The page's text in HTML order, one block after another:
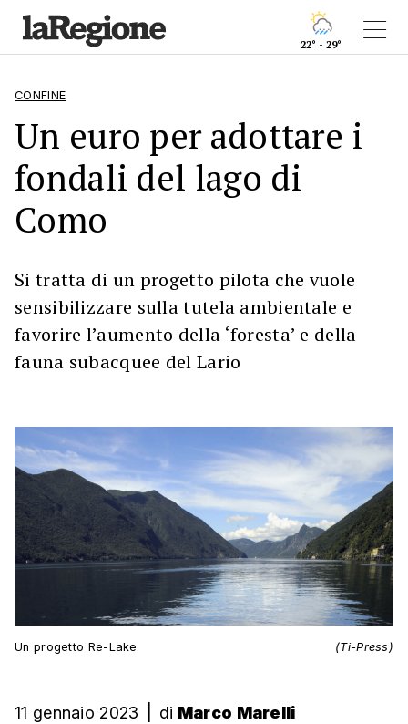
22° - 29°
CONFINE
Un euro per adottare i
fondali del lago di
Como
Si tratta di un progetto pilota che vuole
sensibilizzare sulla tutela ambientale e
favorire l’aumento della ‘foresta’ e della
fauna subacquee del Lario
Un progetto Re-Lake (Ti-Press)
11 gennaio 2023 di Marco Marelli